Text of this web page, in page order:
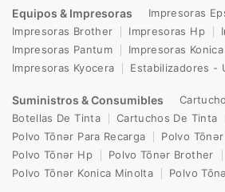
Equipos & Impresoras
Impresoras
Impresoras Brother
Impresoras Hp
Impresoras Pantum
Impresoras
Impresoras Kyocera
Estabilizadores -
Suministros & Consumibles
Botellas De Tinta
Cartuchos De Tinta
Polvo Tōnər Para Recarga
Polvo
Polvo Tōnər Hp
Polvo Tōnər Brother
Polvo Tōnər Konica Minolta
Polvo